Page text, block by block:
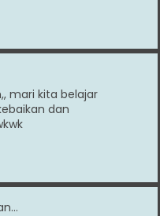
mari kita belajar
dan